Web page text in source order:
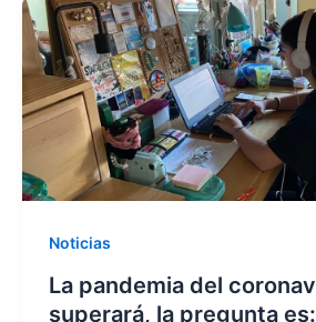
Noticias
La pandemia del
superará, la pregunta